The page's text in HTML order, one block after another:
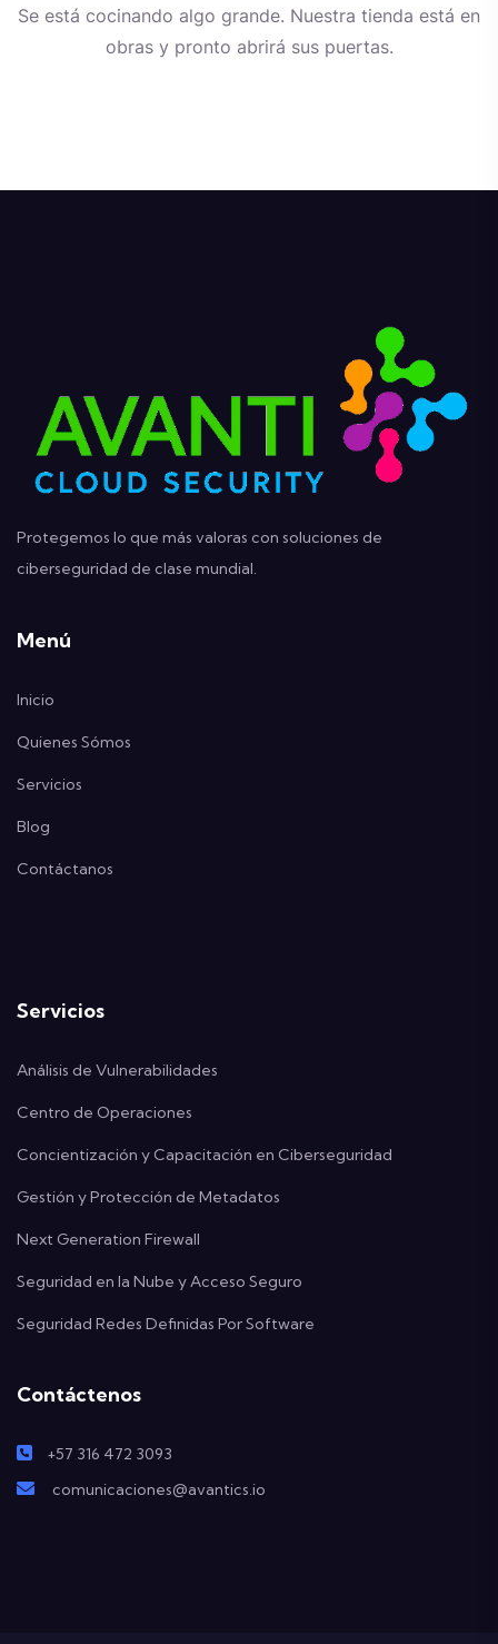
Se está cocinando algo grande. Nuestra tienda está en
obras y pronto abrirá sus puertas.
Protegemos lo que más valoras con soluciones de
ciberseguridad de clase mundial.
Menú
Inicio
Quienes Sómos
Servicios
Blog
Contáctanos
Servicios
Análisis de Vulnerabilidades
Centro de Operaciones
Concientización y Capacitación en Ciberseguridad
Gestión y Protección de Metadatos
Next Generation Firewall
Seguridad en la Nube y Acceso Seguro
Seguridad Redes Definidas Por Software
Contáctenos
+57 316 472 3093
comunicaciones@avantics.io